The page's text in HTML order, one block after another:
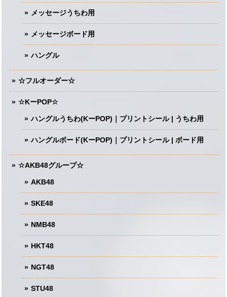
メッセージうちわ用
メッセージボード用
ハングル
☆フルオーダー☆
☆KーPOP☆
ハングルうちわ(KーPOP)｜プリントシール | うちわ用
ハングルボード(KーPOP)｜プリントシール | ボード用
☆AKB48グループ☆
AKB48
SKE48
NMB48
HKT48
NGT48
STU48